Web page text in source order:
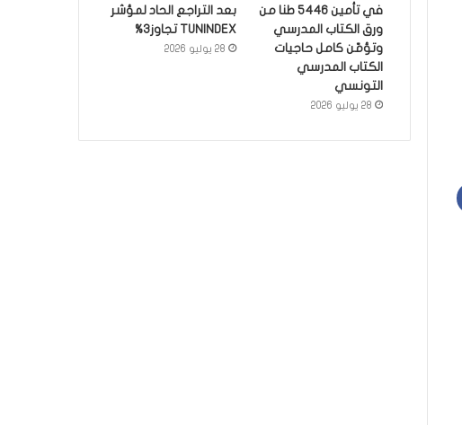
في تأمين 5446 طنا من
ورق الكتاب المدرسي
وتؤمّن كامل حاجيات
الكتاب المدرسي
التونسي
28 يوليو 2026
بعد التراجع الحاد لمؤشر
TUNINDEX تجاوز3%
28 يوليو 2026